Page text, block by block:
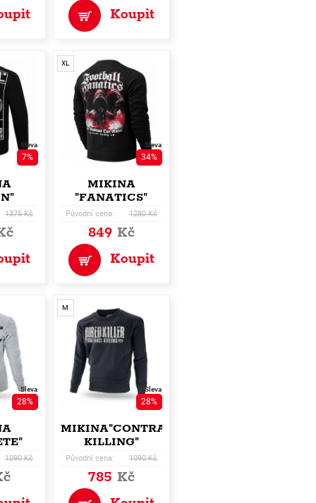
Koupit
Sleva
7%
1375 Kč
XL
Sleva
34%
MIKINA
"FANATICS"
Původní cena: 1280 Kč
849 Kč
Koupit
Sleva
28%
1090 Kč
M
Sleva
28%
MIKINA"CONTRACT
KILLING"
Původní cena: 1090 Kč
785 Kč